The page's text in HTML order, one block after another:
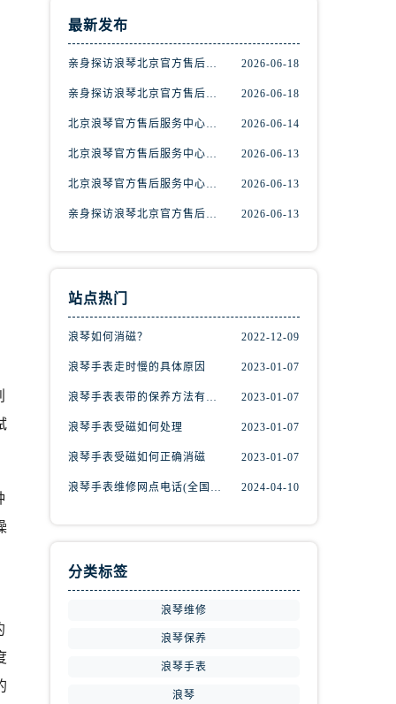
最新发布
亲身探访浪琴北京官方售后服务中心｜最新地址及服务热线（2026年6月最新） 2026-06-18
亲身探访浪琴北京官方售后服务中心｜最新网点地址及热线（2026年6月最新） 2026-06-18
北京浪琴官方售后服务中心｜热线电话与网点地址权威信息公示（2026年6月最新） 2026-06-14
北京浪琴官方售后服务中心｜网点地址及热线权威信息公示（2026年6月最新） 2026-06-13
北京浪琴官方售后服务中心｜全新维修门店地址及电话权威信息公示（2026年6月最新） 2026-06-13
亲身探访浪琴北京官方售后中心｜地址报修全流程真实经历（2026年6月最新） 2026-06-13
站点热门
浪琴如何消磁？ 2022-12-09
浪琴手表走时慢的具体原因 2023-01-07
浪琴手表表带的保养方法有哪些？ 2023-01-07
浪琴手表受磁如何处理 2023-01-07
浪琴手表受磁如何正确消磁 2023-01-07
浪琴手表维修网点电话(全国维修服务中心查询) 2024-04-10
分类标签
浪琴维修
浪琴保养
浪琴手表
浪琴